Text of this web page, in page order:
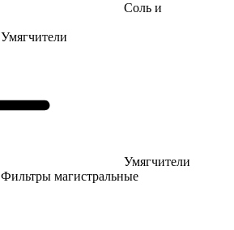
Соль и
Умягчители
Умягчители
Фильтры магистральные